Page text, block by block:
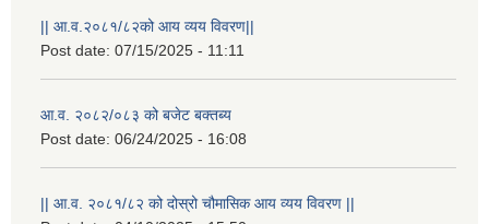
|| आ.व.२०८१/८२को आय व्यय विवरण||
Post date: 07/15/2025 - 11:11
आ.व. २०८२/०८३ को बजेट बक्तब्य
Post date: 06/24/2025 - 16:08
|| आ.व. २०८१/८२ को दोस्रो चौमासिक आय व्यय विवरण ||